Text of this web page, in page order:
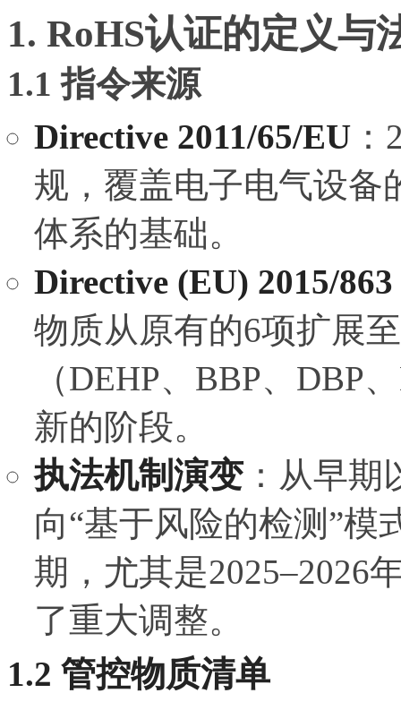
1. RoHS认证的定义与
1.1 指令来源
Directive 2011/65/EU
规，覆盖电子电气设备
体系的基础。
Directive (EU) 2015/863
物质从原有的6项扩展
（DEHP、BBP、DBP
新的阶段。
执法机制演变：从早期
向“基于风险的检测”模
期，尤其是2025–2026
了重大调整。
1.2 管控物质清单